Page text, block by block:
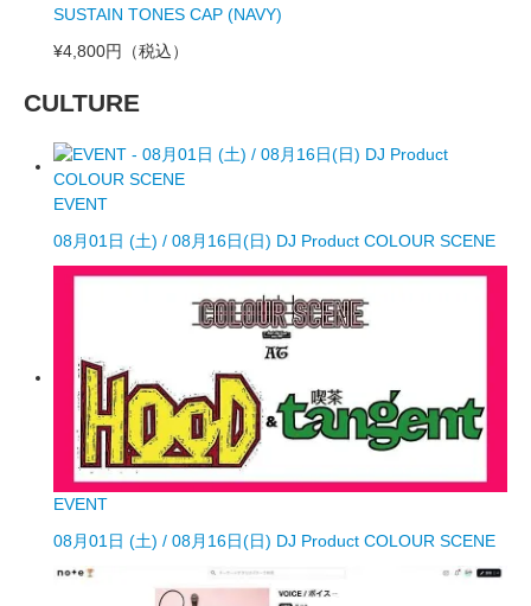
SUSTAIN TONES CAP (NAVY)
¥4,800円
（税込）
CULTURE
EVENT
08月01日 (土) / 08月16日(日) DJ Product COLOUR SCENE
EVENT
08月01日 (土) / 08月16日(日) DJ Product COLOUR SCENE